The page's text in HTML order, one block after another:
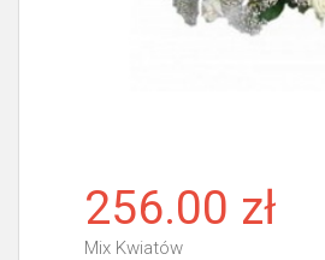
256.00 zł
Mix Kwiatów